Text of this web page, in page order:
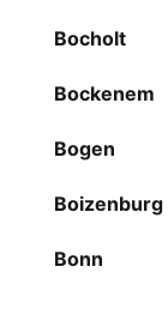
Bocholt
Bockenem
Bogen
Boizenburg
Bonn